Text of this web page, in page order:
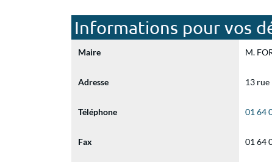
Informations pour vos
Maire M.
Adresse 13
Téléphone 01 64
Fax 01 64